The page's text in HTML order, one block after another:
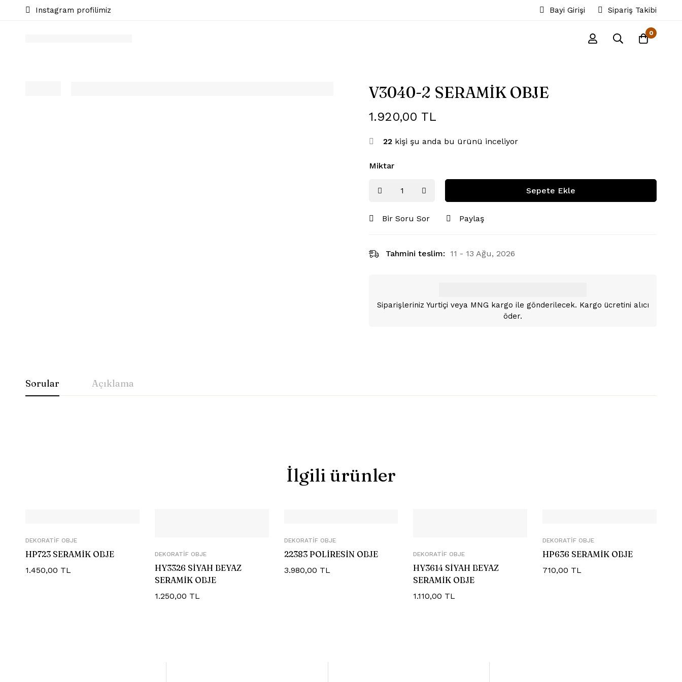
Instagram profilimiz Bayi Girişi Sipariş Takibi
0
V3040-2 SERAMİK OBJE
1.920,00 TL
22 kişi şu anda bu ürünü inceliyor
Miktar
Sepete Ekle
Bir Soru Sor Paylaş
Tahmini teslim: 11 - 13 Ağu, 2026
Siparişleriniz Yurtiçi veya MNG kargo ile gönderilecek. Kargo ücretini alıcı
öder.
Sorular Açıklama
İlgili ürünler
DEKORATIF OBJE
HP723 SERAMİK OBJE
1.450,00 TL
DEKORATIF OBJE
HY3326 SİYAH BEYAZ
SERAMİK OBJE
1.250,00 TL
DEKORATIF OBJE
22383 POLİRESİN OBJE
3.980,00 TL
DEKORATIF OBJE
HY3614 SİYAH BEYAZ
SERAMİK OBJE
1.110,00 TL
DEKORATIF OBJE
HP636 SERAMİK OBJE
710,00 TL